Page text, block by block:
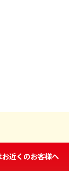
近くのお客様へ